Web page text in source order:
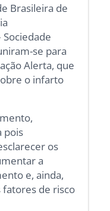
Brasileira de
Sociedade
se para
Alerta, que
o infarto
pois
os
a
e, ainda,
de risco